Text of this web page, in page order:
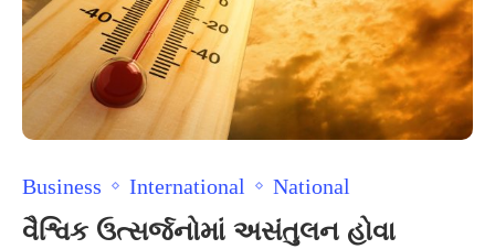
Business International National
વૈશ્વિક ઉત્સર્જનોમાં અસંતુલન હોવા